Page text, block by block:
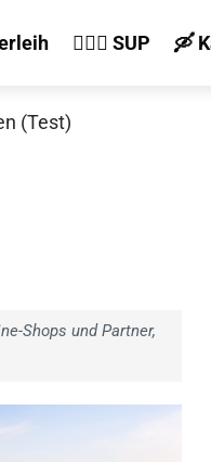
🏄‍♀️🛶 SUP 🛶
(Test)
Shops und Partner,